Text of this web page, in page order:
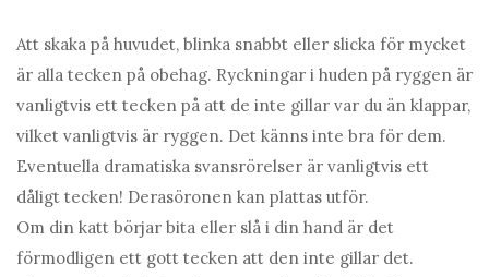
Att skaka på huvudet, blinka snabbt eller slicka för mycket
är alla tecken på obehag. Ryckningar i huden på ryggen är
vanligtvis ett tecken på att de inte gillar var du än klappar,
vilket vanligtvis är ryggen. Det känns inte bra för dem.
Eventuella dramatiska svansrörelser är vanligtvis ett
dåligt tecken! Derasöronen kan plattas utför.
Om din katt börjar bita eller slå i din hand är det
förmodligen ett gott tecken att den inte gillar det.